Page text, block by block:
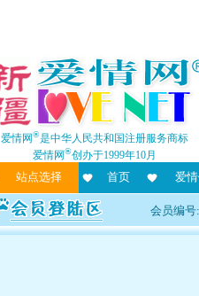
爱情网®是中华人民共和国注册服务商标
爱情网®创办于1999年10月
站点选择 首页 爱
会员编号: